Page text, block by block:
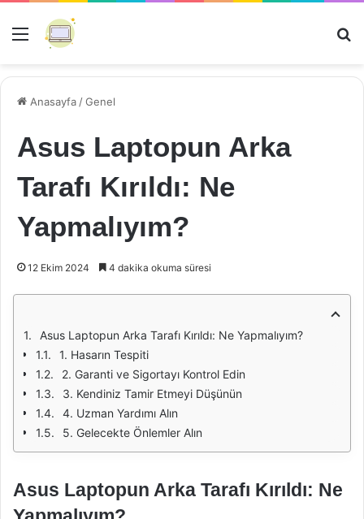
Menü
Anasayfa /Genel
Asus Laptopun Arka
Tarafı Kırıldı: Ne
Yapmalıyım?
12 Ekim 2024 4 dakika okuma süresi
Asus Laptopun Arka Tarafı Kırıldı: Ne Yapmalıyım?
1. Hasarın Tespiti
2. Garanti ve Sigortayı Kontrol Edin
3. Kendiniz Tamir Etmeyi Düşünün
4. Uzman Yardımı Alın
5. Gelecekte Önlemler Alın
Asus Laptopun Arka Tarafı Kırıldı: Ne